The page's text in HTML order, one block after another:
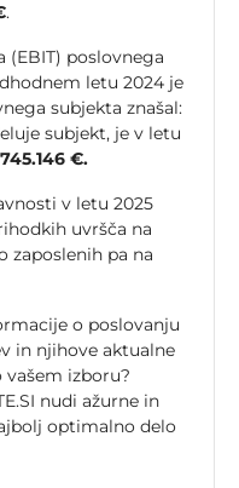
.
(EBIT) poslovnega
letu 2024 je
subjekta znašal:
subjekt, je v letu
€.
v letu 2025
uvršča na
zaposlenih pa na
o poslovanju
in njihove aktualne
vašem izboru?
nudi ažurne in
optimalno delo